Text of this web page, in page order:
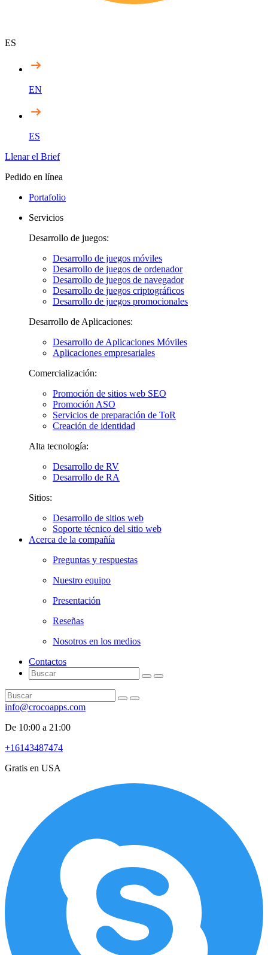
ES
EN
ES
Llenar el Brief
Pedido en línea
Portafolio
Servicios
Desarrollo de juegos:
Desarrollo de juegos móviles
Desarrollo de juegos de ordenador
Desarrollo de juegos de navegador
Desarrollo de juegos criptográficos
Desarrollo de juegos promocionales
Desarrollo de Aplicaciones:
Desarrollo de Aplicaciones Móviles
Aplicaciones empresariales
Comercialización:
Promoción de sitios web SEO
Promoción ASO
Servicios de preparación de ToR
Creación de identidad
Alta tecnología:
Desarrollo de RV
Desarrollo de RA
Sitios:
Desarrollo de sitios web
Soporte técnico del sitio web
Acerca de la compañía
Preguntas y respuestas
Nuestro equipo
Presentación
Reseñas
Nosotros en los medios
Contactos
info@crocoapps.com
De 10:00 a 21:00
+16143487474
Gratis en USA